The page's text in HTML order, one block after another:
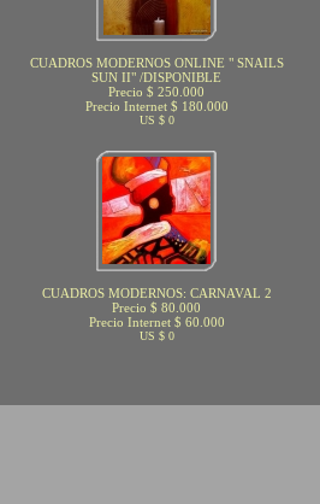
CUADROS MODERNOS ONLINE " SNAILS
SUN II" /DISPONIBLE
Precio $ 250.000
Precio Internet $ 180.000
US $ 0
CUADROS MODERNOS: CARNAVAL 2
Precio $ 80.000
Precio Internet $ 60.000
US $ 0